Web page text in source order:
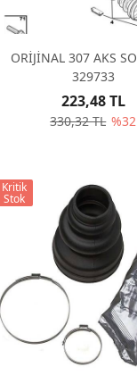
ORİJİNAL 307 AKS
329733
330,32 TL %32
223,48 TL
Kritik
Stok